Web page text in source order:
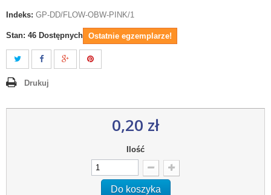
Indeks: GP-DD/FLOW-OBW-PINK/1
Stan: 46 Dostępnych Ostatnie egzemplarze!
Drukuj
0,20 zł
Ilość
Do koszyka